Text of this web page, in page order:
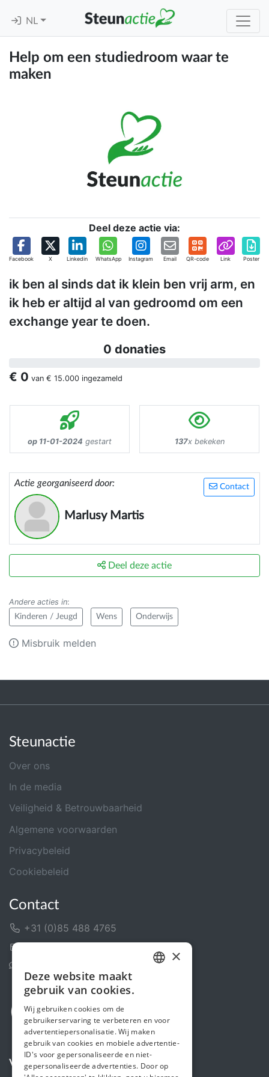
NL
Help om een studiedroom waar te
maken
Deel deze actie via:
Facebook X Linkedin WhatsApp Instagram Email QR-code Link Poster
ik ben al sinds dat ik klein ben vrij arm, en
ik heb er altijd al van gedroomd om een
exchange year te doen.
0 donaties
€ 0 van € 15.000 ingezameld
op 11-01-2024 gestart 137x bekeken
Contact
Actie georganiseerd door:
Marlusy Martis
Deel deze actie
Andere acties in:
Kinderen / Jeugd Wens Onderwijs
Misbruik melden
Steunactie
Over ons
In de media
Veiligheid & Betrouwbaarheid
Algemene voorwaarden
Privacybeleid
Cookiebeleid
Contact
+31 (0)85 488 4765
Volg ons
ENGLISH
×
Deze website maakt
gebruik van cookies.
Wij gebruiken cookies om de
gebruikerservaring te verbeteren en voor
advertentiepersonalisatie. Wij maken
gebruik van cookies en mobiele advertentie-
ID's voor gepersonaliseerde en niet-
gepersonaliseerde advertenties. Door op